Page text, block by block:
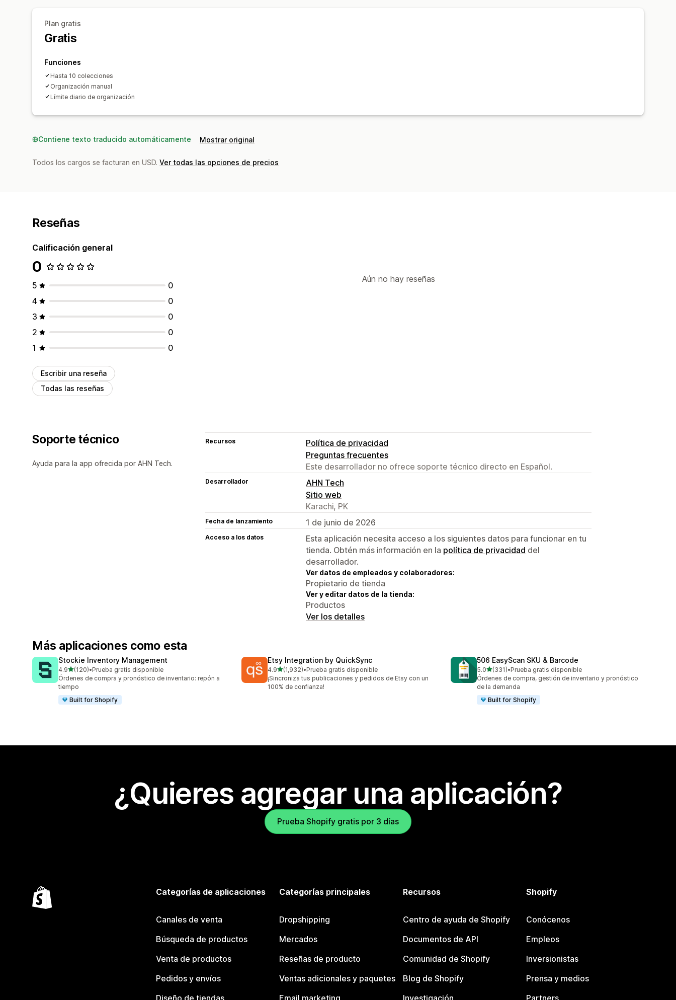
Plan gratis
Gratis
Funciones
Hasta 10 colecciones
Organización manual
Límite diario de organización
Contiene texto traducido automáticamente Mostrar original
Todos los cargos se facturan en USD. Ver todas las opciones de precios
Reseñas
Calificación general
0
5
0
4
0
3
0
2
0
1
0
Escribir una reseña
Todas las reseñas
Aún no hay reseñas
Soporte técnico
Ayuda para la app ofrecida por AHN Tech.
Recursos
Política de privacidad
Preguntas frecuentes
Este desarrollador no ofrece soporte técnico directo en Español.
Desarrollador
AHN Tech
Sitio web
Karachi, PK
Fecha de lanzamiento 1 de junio de 2026
Acceso a los datos
Esta aplicación necesita acceso a los siguientes datos para funcionar en tu
tienda. Obtén más información en la política de privacidad del
desarrollador.
Ver datos de empleados y colaboradores:
Propietario de tienda
Ver y editar datos de la tienda:
Productos
Ver los detalles
Más aplicaciones como esta
Stockie Inventory Management
4.9de 5 estrellas
(120)
120 reseñas en total
•Prueba gratis disponible
Órdenes de compra y pronóstico de inventario: repón a
tiempo
Built for Shopify
Etsy Integration by QuickSync
4.9de 5 estrellas
(1,932)
1932 reseñas en total
•Prueba gratis disponible
¡Sincroniza tus publicaciones y pedidos de Etsy con un
100% de confianza!
506 EasyScan SKU & Barcode
5.0de 5 estrellas
(331)
331 reseñas en total
•Prueba gratis disponible
Órdenes de compra, gestión de inventario y pronóstico
de la demanda
Built for Shopify
¿Quieres agregar una aplicación?
Prueba Shopify gratis por 3 días
Categorías de aplicaciones
Canales de venta
Búsqueda de productos
Venta de productos
Pedidos y envíos
Diseño de tiendas
Categorías principales
Dropshipping
Mercados
Reseñas de producto
Ventas adicionales y paquetes
Email marketing
Recursos
Centro de ayuda de Shopify
Documentos de API
Comunidad de Shopify
Blog de Shopify
Investigación
Shopify
Conócenos
Empleos
Inversionistas
Prensa y medios
Partners